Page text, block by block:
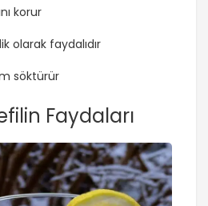
korur
olarak faydalıdır
söktürür
Faydaları